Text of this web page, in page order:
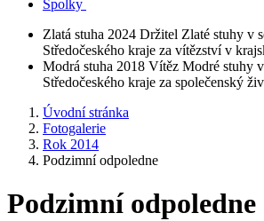
Spolky
Zlatá stuha 2024 Držitel Zlaté stuhy v
Středočeského kraje za vítězství v
Modrá stuha 2018 Vítěz Modré stuhy
Středočeského kraje za společenský
Úvodní stránka
Fotogalerie
Rok 2014
Podzimní odpoledne
Podzimní odpoledne